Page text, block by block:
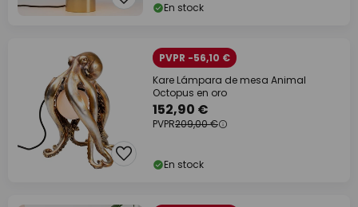
En stock
PVPR -56,10 €
Kare Lámpara de mesa Animal
Octopus en oro
152,90 €
PVPR209,00 €
En stock